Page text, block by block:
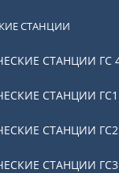
СТАНЦИИ
СТАНЦИИ ГС
СТАНЦИИ ГС1
СТАНЦИИ ГС2
СТАНЦИИ ГС3